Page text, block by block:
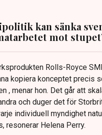
kan sänka
mot
Rolls-Royce
kopiera konceptet precis
, menar hon. Det går att
och duger det för
individuell myndighet
resonerar Helena Perry.